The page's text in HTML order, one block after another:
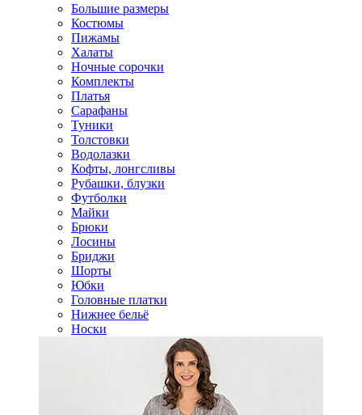
Большие размеры
Костюмы
Пижамы
Халаты
Ночные сорочки
Комплекты
Платья
Сарафаны
Туники
Толстовки
Водолазки
Кофты, лонгсливы
Рубашки, блузки
Футболки
Майки
Брюки
Лосины
Бриджи
Шорты
Юбки
Головные платки
Нижнее бельё
Носки